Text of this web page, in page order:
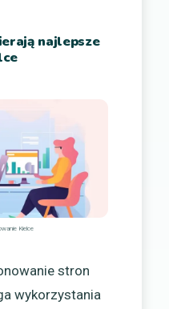
najlepsze
Kielce
stron
wykorzystania